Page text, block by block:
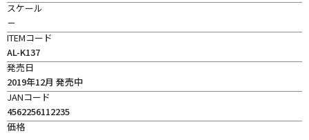
スケール
－
ITEMコード
AL-K137
発売日
2019年12月 発売中
JANコード
4562256112235
価格